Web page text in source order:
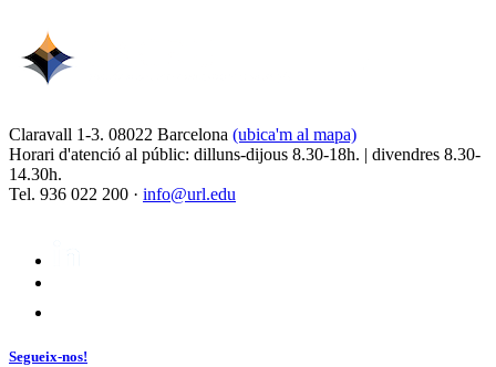
Claravall 1-3. 08022 Barcelona (ubica'm al mapa)
Horari d'atenció al públic: dilluns-dijous 8.30-18h. | divendres 8.30-
14.30h.
Tel. 936 022 200 · info@url.edu
Segueix-nos!